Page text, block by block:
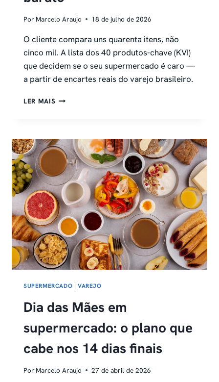
Por Marcelo Araujo 18 de julho de 2026
O cliente compara uns quarenta itens, não
cinco mil. A lista dos 40 produtos-chave (KVI)
que decidem se o seu supermercado é caro —
a partir de encartes reais do varejo brasileiro.
LER MAIS OS
DEFINEM
SE
SEU
SUPERMERCADO
CARO
OU
BARATO
SUPERMERCADO | VAREJO
Dia das Mães em
supermercado: o plano que
cabe nos 14 dias finais
Por Marcelo Araujo 27 de abril de 2026